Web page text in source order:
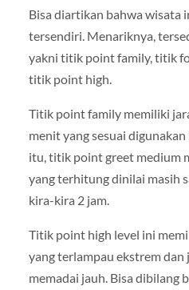
Bisa diartikan bahwa wisata
tersendiri. Menariknya,
yakni titik point family, titik
titik point high.
Titik point family memiliki
menit yang sesuai
itu, titik point greet medium
yang terhitung dinilai masih
kira-kira 2 jam.
Titik point high level ini
yang terlampau ekstrem
memadai jauh. Bisa dibilang